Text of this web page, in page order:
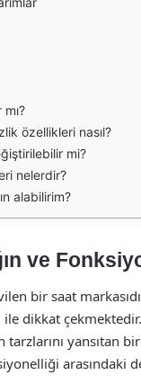
özellikleri nasıl?
mi?
nelerdir?
alabilirim?
ve
bir saat
dikkat
tarzlarını
arasındaki